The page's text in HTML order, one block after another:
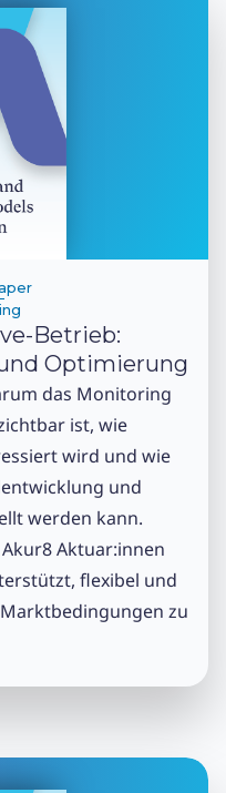
Betrieb:
Optimierung
das Monitoring
ist, wie
wird und wie
und
werden kann.
Aktuar:innen
flexibel und
zu